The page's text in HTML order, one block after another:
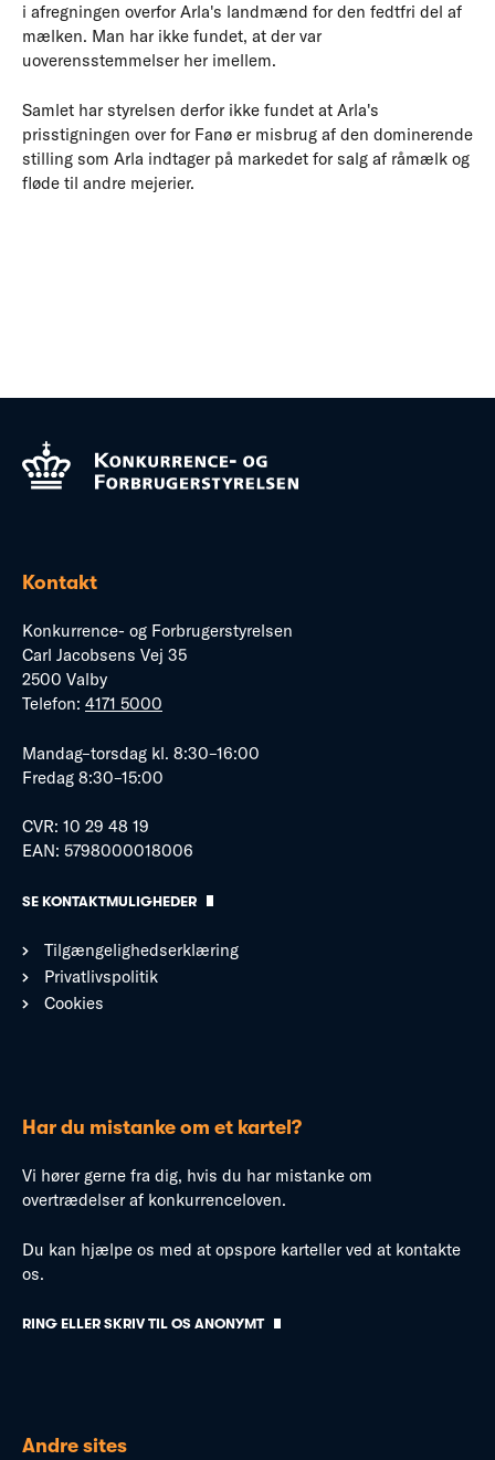
i afregningen overfor Arla's landmænd for den fedtfri del af
mælken. Man har ikke fundet, at der var
uoverensstemmelser her imellem.
Samlet har styrelsen derfor ikke fundet at Arla's
prisstigningen over for Fanø er misbrug af den dominerende
stilling som Arla indtager på markedet for salg af råmælk og
fløde til andre mejerier.
Kontakt
Konkurrence- og Forbrugerstyrelsen
Carl Jacobsens Vej 35
2500 Valby
Telefon: 4171 5000
Mandag–torsdag kl. 8:30–16:00
Fredag 8:30–15:00
CVR: 10 29 48 19
EAN: 5798000018006
SE KONTAKTMULIGHEDER
Tilgængelighedserklæring
Privatlivspolitik
Cookies
Har du mistanke om et kartel?
Vi hører gerne fra dig, hvis du har mistanke om
overtrædelser af konkurrenceloven.
Du kan hjælpe os med at opspore karteller ved at kontakte
os.
RING ELLER SKRIV TIL OS ANONYMT
Andre sites